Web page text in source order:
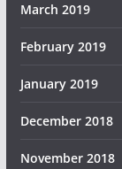
March 2019
February 2019
January 2019
December 2018
November 2018